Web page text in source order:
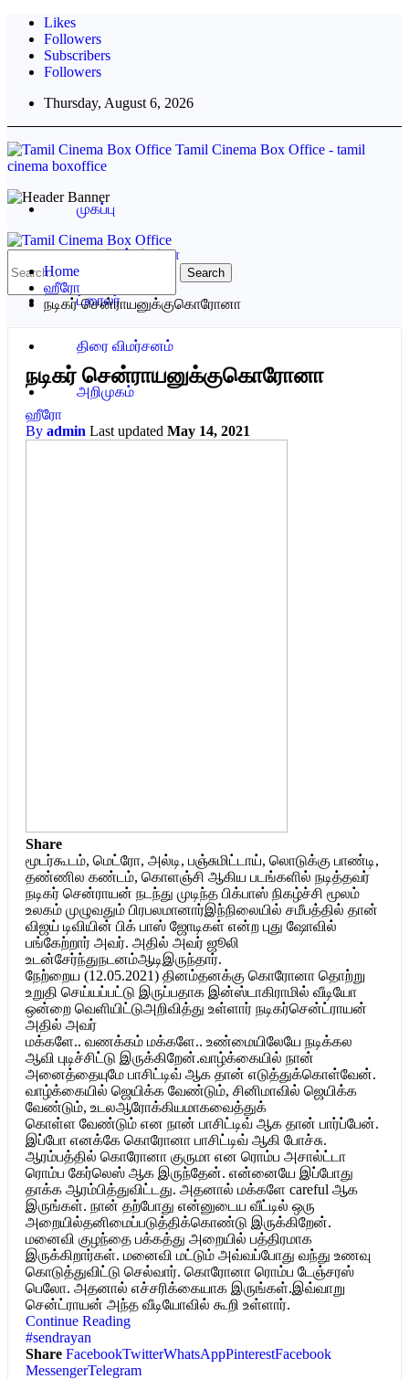
Likes
Followers
Subscribers
Followers
Thursday, August 6, 2026
Tamil Cinema Box Office - tamil
cinema boxoffice
முகப்பு
கோலிவுட் சினிமா
ட்ரைலர்
திரை விமர்சனம்
அறிமுகம்
Home
ஹீரோ
நடிகர் சென்ராயனுக்குகொரோனா
நடிகர் சென்ராயனுக்குகொரோனா
ஹீரோ
By admin Last updated May 14, 2021
Share
மூடர்கூடம், மெட்ரோ, அல்டி, பஞ்சுமிட்டாய், லொடுக்கு பாண்டி,
தண்ணில கண்டம், கொளஞ்சி ஆகிய படங்களில் நடித்தவர்
நடிகர் சென்ராயன் நடந்து முடிந்த பிக்பாஸ் நிகழ்ச்சி மூலம்
உலகம் முழுவதும் பிரபலமானார்இந்நிலையில் சமீபத்தில் தான்
விஜய் டிவியின் பிக் பாஸ் ஜோடிகள் என்ற புது ஷோவில்
பங்கேற்றார் அவர். அதில் அவர் ஜூலி
உடன்சேர்ந்துநடனம்ஆடிஇருந்தார்.
நேற்றைய (12.05.2021) தினம்தனக்கு கொரோனா தொற்று
உறுதி செய்யப்பட்டு இருப்பதாக இன்ஸ்டாகிராமில் வீடியோ
ஒன்றை வெளியிட்டுஅறிவித்து உள்ளார் நடிகர்சென்ட்ராயன்
அதில் அவர்
மக்களே.. வணக்கம் மக்களே.. உண்மையிலேயே நடிக்கல
ஆவி புடிச்சிட்டு இருக்கிறேன்.வாழ்க்கையில் நான்
அனைத்தையுமே பாசிட்டிவ் ஆக தான் எடுத்துக்கொள்வேன்.
வாழ்க்கையில் ஜெயிக்க வேண்டும், சினிமாவில் ஜெயிக்க
வேண்டும், உடலஆரோக்கியமாகவைத்துக்
கொள்ள வேண்டும் என நான் பாசிட்டிவ் ஆக தான் பார்ப்பேன்.
இப்போ எனக்கே கொரோனா பாசிட்டிவ் ஆகி போச்சு.
ஆரம்பத்தில் கொரோனா குருமா என ரொம்ப அசால்ட்டா
ரொம்ப கேர்லெஸ் ஆக இருந்தேன். என்னையே இப்போது
தாக்க ஆரம்பித்துவிட்டது. அதனால் மக்களே careful ஆக
இருங்கள். நான் தற்போது என்னுடைய வீட்டில் ஒரு
அறையில்தனிமைப்படுத்திக்கொண்டு இருக்கிறேன்.
மனைவி குழந்தை பக்கத்து அறையில் பத்திரமாக
இருக்கிறார்கள். மனைவி மட்டும் அவ்வப்போது வந்து உணவு
கொடுத்துவிட்டு செல்வார். கொரோனா ரொம்ப டேஞ்சரஸ்
பெலோ. அதனால் எச்சரிக்கையாக இருங்கள்.இவ்வாறு
சென்ட்ராயன் அந்த வீடியோவில் கூறி உள்ளார்.
Continue Reading
#sendrayan
Share FacebookTwitterWhatsAppPinterestFacebook
MessengerTelegram